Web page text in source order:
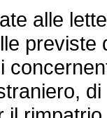
alle